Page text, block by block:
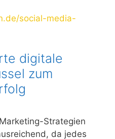
social-media-
digitale
zum
Strategien
da jedes